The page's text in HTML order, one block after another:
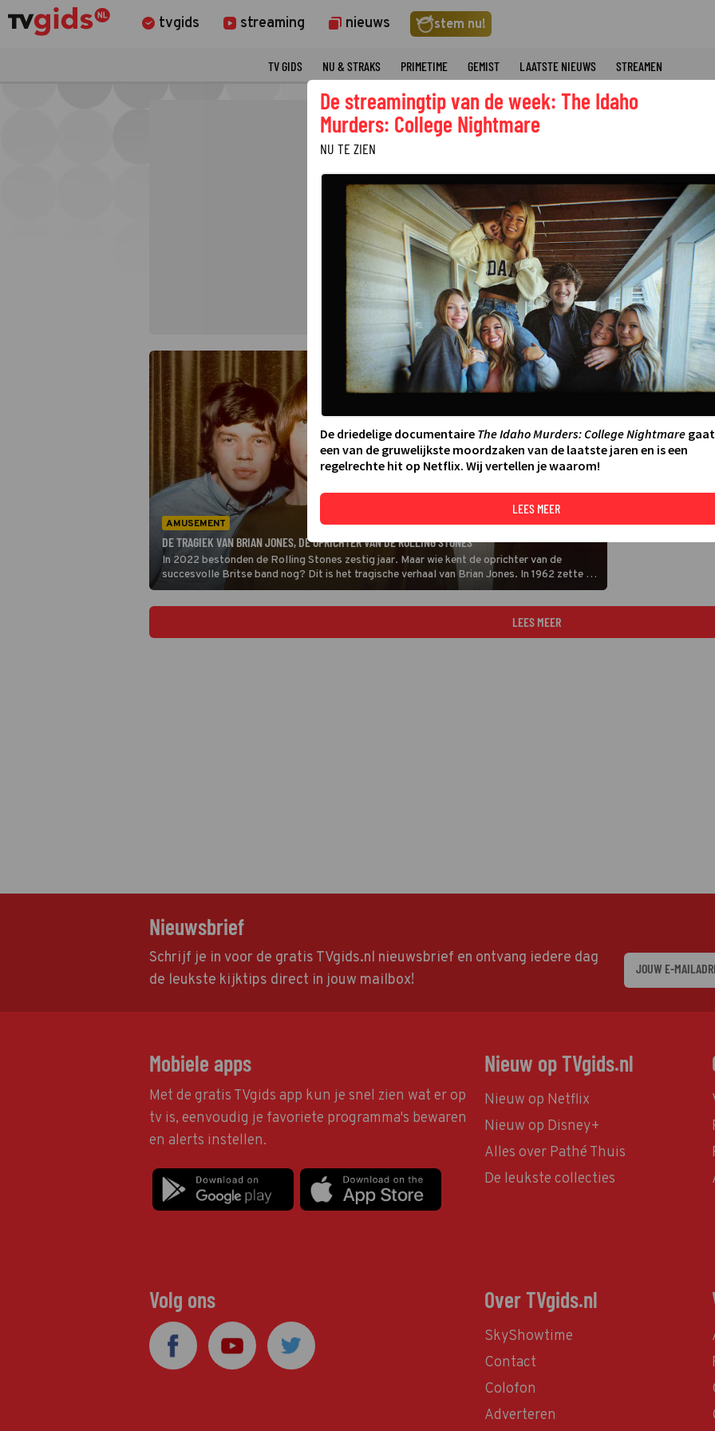
tvgids streaming nieuws stem nu!
TV GIDS NU & STRAKS PRIMETIME GEMIST LAATSTE NIEUWS STREAMEN
AMUSEMENT
DE TRAGIEK VAN BRIAN JONES, DE OPRICHTER VAN DE ROLLING STONES
In 2022 bestonden de Rolling Stones zestig jaar. Maar wie kent de oprichter van de
succesvolle Britse band nog? Dit is het tragische verhaal van Brian Jones. In 1962 zette hij
de band op, zeven jaar later was hij dood. Het Uur van de Wolf vertelt er alles over.
LEES MEER
Nieuwsbrief
Schrijf je in voor de gratis TVgids.nl nieuwsbrief en ontvang iedere dag
de leukste kijktips direct in jouw mailbox!
Mobiele apps
Met de gratis TVgids app kun je snel zien wat er op
tv is, eenvoudig je favoriete programma's bewaren
en alerts instellen.
Nieuw op TVgids.nl
Nieuw op Netflix
Nieuw op Disney+
Alles over Pathé Thuis
De leukste collecties
Volg ons Over TVgids.nl
SkyShowtime
Contact
Colofon
Adverteren
De streamingtip van de week: The Idaho
Murders: College Nightmare
NU TE ZIEN
De driedelige documentaire The Idaho Murders: College Nightmaregaat
een van de gruwelijkste moordzaken van de laatste jaren en is een
regelrechte hit op Netflix. Wij vertellen je waarom!
LEES MEER